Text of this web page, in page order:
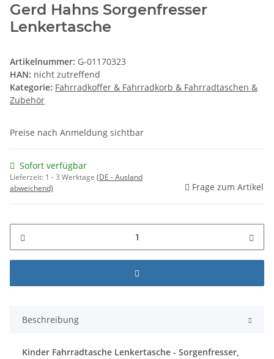
Gerd Hahns Sorgenfresser
Lenkertasche
Artikelnummer: G-01170323
HAN: nicht zutreffend
Kategorie: Fahrradkoffer & Fahrradkorb & Fahrradtaschen &
Zubehör
Preise nach Anmeldung sichtbar
Sofort verfügbar
Lieferzeit: 1 - 3 Werktage (DE - Ausland
abweichend)
Frage zum Artikel
Beschreibung
Kinder Fahrradtasche Lenkertasche - Sorgenfresser,